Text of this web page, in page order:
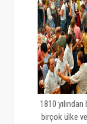
1810
birçok ülke